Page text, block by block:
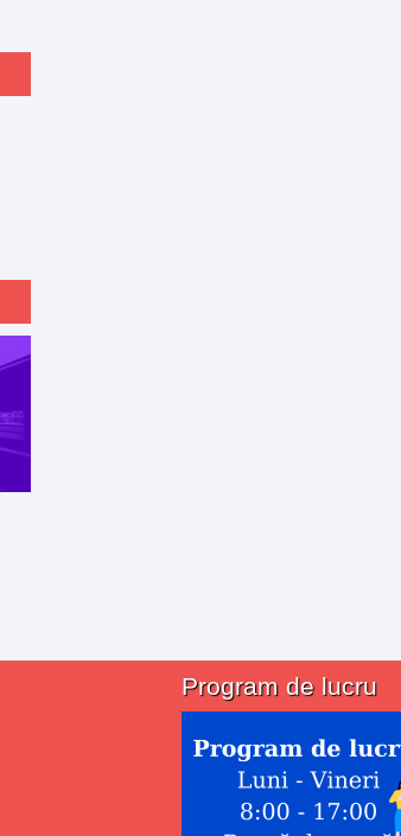
Program de lucru